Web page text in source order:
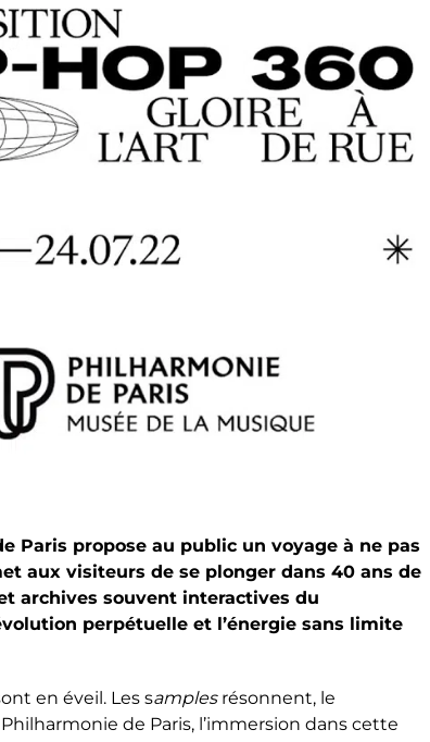
Paris propose au public un voyage à ne pas
aux visiteurs de se plonger dans 40 ans de
archives souvent interactives du
perpétuelle et l’énergie sans limite
en éveil. Les samplesrésonnent, le
de Paris, l’immersion dans cette